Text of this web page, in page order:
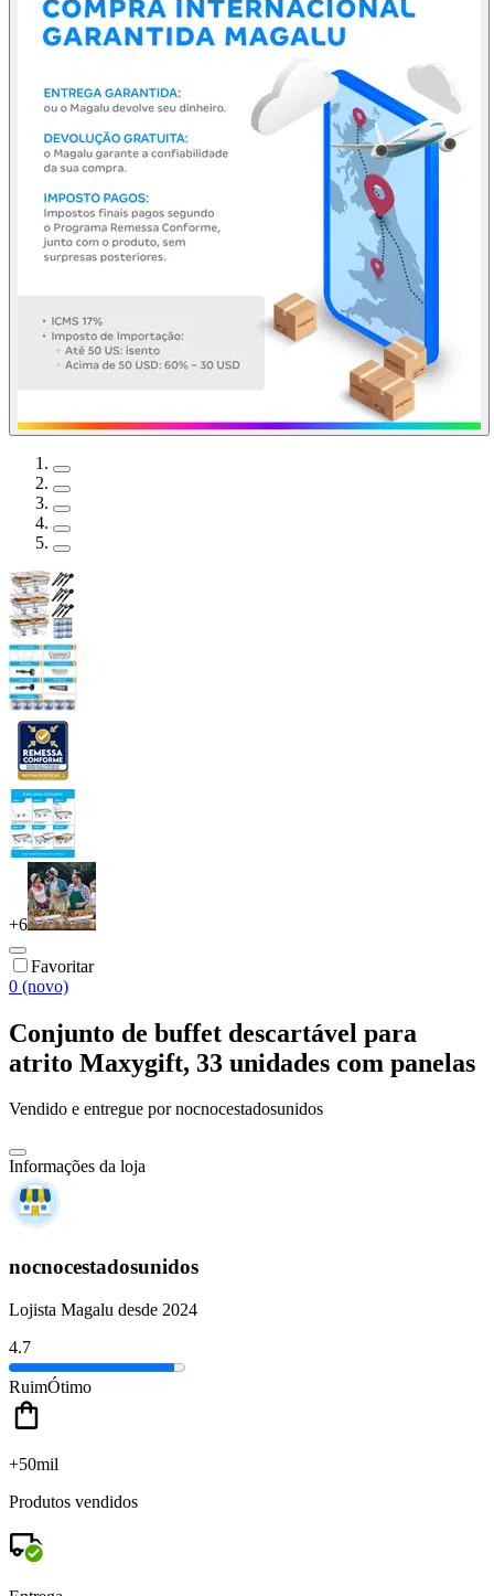
+6
Favoritar
0 (novo)
Conjunto de buffet descartável para
atrito Maxygift, 33 unidades com panelas
Vendido e entregue por nocnocestadosunidos
Informações da loja
nocnocestadosunidos
Lojista Magalu desde 2024
4.7
RuimÓtimo
+50mil
Produtos vendidos